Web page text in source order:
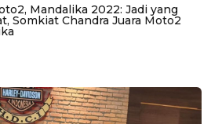
Mandalika 2022: Jadi yang
Somkiat Chandra Juara Moto2